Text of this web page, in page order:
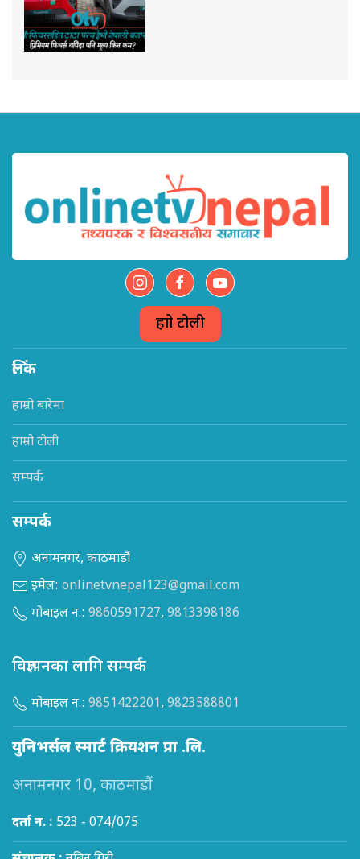
हाम्रो टोली
लिंक
हाम्रो बारेमा
हाम्रो टोली
सम्पर्क
सम्पर्क
अनामनगर, काठमाडौं
इमेल: onlinetvnepal123@gmail.com
मोबाइल न.: 9860591727, 9813398186
विज्ञापनका लागि सम्पर्क
मोबाइल न.: 9851422201, 9823588801
युनिभर्सल स्मार्ट क्रियशन प्रा .लि.
अनामनगर 10, काठमाडौं
दर्ता न. : 523 - 074/075